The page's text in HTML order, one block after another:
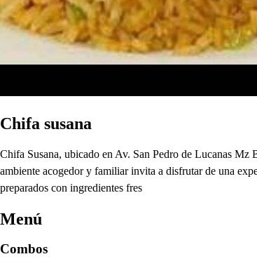
Chifa susana
Chifa Susana, ubicado en Av. San Pedro de Lucanas
ambiente acogedor y familiar invita a disfrutar de una
preparados con ingredientes fres
Menú
Combos